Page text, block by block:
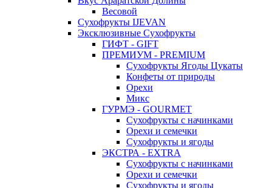
Весовой
Сухофрукты IJEVAN
Эксклюзивные Сухофрукты
ГИФТ - GIFT
ПРЕМИУМ - PREMIUM
Сухофрукты Ягоды Цукаты
Конфеты от природы
Орехи
Микс
ГУРМЭ - GOURMET
Сухофрукты с начинками
Орехи и семечки
Сухофрукты и ягоды
ЭКСТРА - EXTRA
Сухофрукты с начинками
Орехи и семечки
Сухофрукты и ягоды